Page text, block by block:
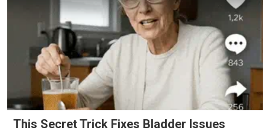
This Secret Trick Fixes Bladder Issues